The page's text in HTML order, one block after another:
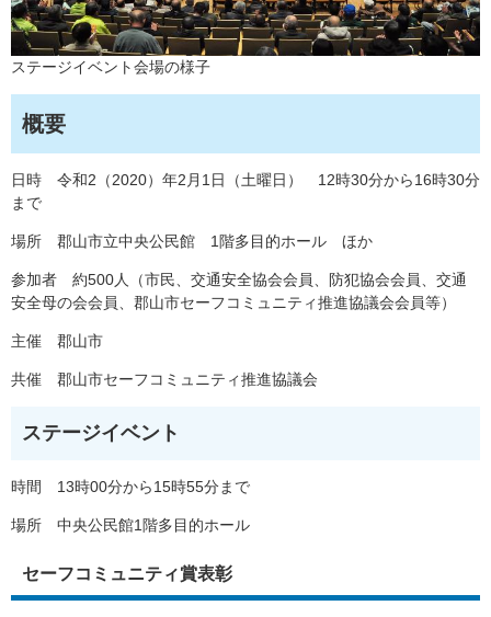
ステージイベント会場の様子
概要
日時 令和2（2020）年2月1日（土曜日） 12時30分から16時30分
まで
場所 郡山市立中央公民館 1階多目的ホール ほか
参加者 約500人（市民、交通安全協会会員、防犯協会会員、交通
安全母の会会員、郡山市セーフコミュニティ推進協議会会員等）
主催 郡山市
共催 郡山市セーフコミュニティ推進協議会
ステージイベント
時間 13時00分から15時55分まで
場所 中央公民館1階多目的ホール
セーフコミュニティ賞表彰